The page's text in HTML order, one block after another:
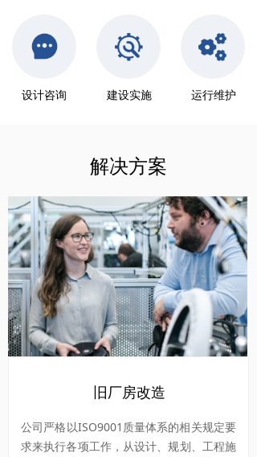
公司严格以ISO9001质量体系的相关规定要
求来执行各项工作，从设计、规划、工程施
旧厂房改造
解决方案
设计咨询 建设实施 运行维护